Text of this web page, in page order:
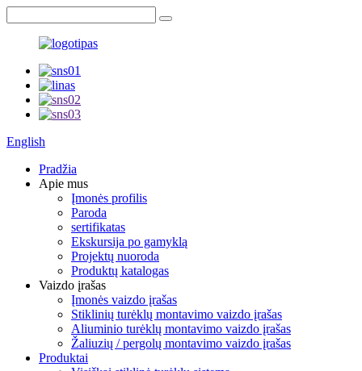
English
Pradžia
Apie mus
Įmonės profilis
Paroda
sertifikatas
Ekskursija po gamyklą
Projektų nuoroda
Produktų katalogas
Vaizdo įrašas
Įmonės vaizdo įrašas
Stiklinių turėklų montavimo vaizdo įrašas
Aliuminio turėklų montavimo vaizdo įrašas
Žaliuzių / pergolų montavimo vaizdo įrašas
Produktai